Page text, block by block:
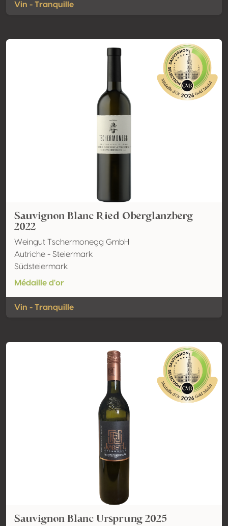
Vin - Tranquille
Sauvignon Blanc Ried Oberglanzberg
2022
Weingut Tschermonegg GmbH
Autriche - Steiermark
Südsteiermark
Médaille d'or
Vin - Tranquille
Sauvignon Blanc Ursprung 2025